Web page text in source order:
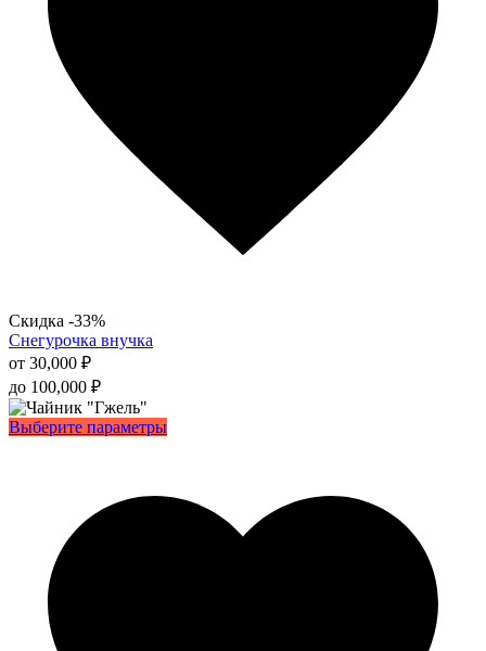
Скидка -33%
Снегурочка внучка
от 30,000 ₽
до 100,000 ₽
Выберите параметрыЭтот
вариаций.